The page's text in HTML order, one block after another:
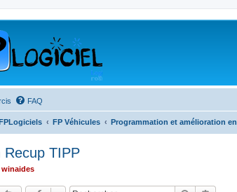
FAQ
FP Véhicules Programmation et amélioration
Recup TIPP
winaides